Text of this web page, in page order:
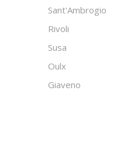
Sant'Ambrogio
Rivoli
Susa
Oulx
Giaveno